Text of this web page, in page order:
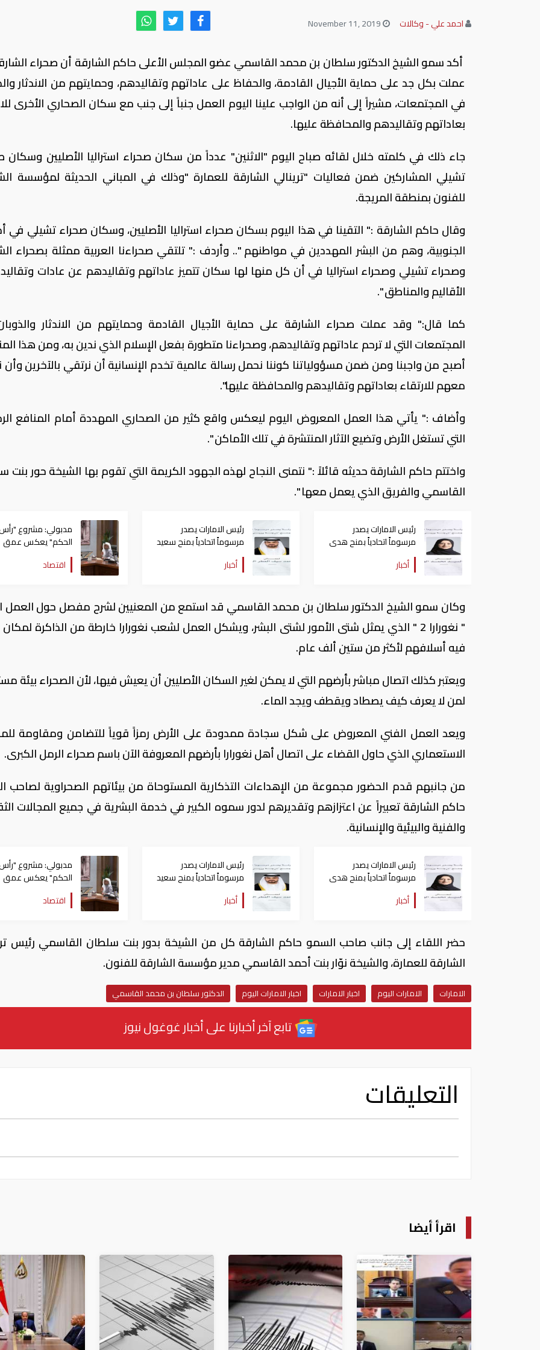
احمد علي - وكالات
أكد سمو الشيخ الدكتور سلطان بن محمد القاسمي عضو المجلس الأعلى حاكم الشارقة أن صحراء
عملت بكل جد على حماية الأجيال القادمة، والحفاظ على عاداتهم وتقاليدهم، وحمايتهم من الاندثار
في المجتمعات، مشيراً إلى أنه من الواجب علينا اليوم العمل جنباً إلى جنب مع سكان الصحاري الأخرى
بعاداتهم وتقاليدهم والمحافظة عليها.
جاء ذلك في كلمته خلال لقائه صباح اليوم "الاثنين" عدداً من سكان صحراء استراليا الأصليين وسكان
تشيلي المشاركين ضمن فعاليات "ترينالي الشارقة للعمارة "وذلك في المباني الحديثة لمؤسسة
للفنون بمنطقة المريجة.
وقال حاكم الشارقة :" التقينا في هذا اليوم بسكان صحراء استراليا الأصليين، وسكان صحراء تشيلي في
الجنوبية، وهم من البشر المهددين في مواطنهم ".. وأردف :" تلتقي صحراءنا العربية ممثلة بصحراء
وصحراء تشيلي وصحراء استراليا في أن كل منها لها سكان تتميز عاداتهم وتقاليدهم عن عادات
الأقاليم والمناطق ".
كما قال:" وقد عملت صحراء الشارقة على حماية الأجيال القادمة وحمايتهم من الاندثار
المجتمعات التي لا ترحم عاداتهم وتقاليدهم، وصحراءنا متطورة بفعل الإسلام الذي ندين به، ومن هذا
أصبح من واجبنا ومن ضمن مسؤولياتنا كوننا نحمل رسالة عالمية تخدم الإنسانية أن نرتقي بالآخرين
معهم للارتقاء بعاداتهم وتقاليدهم والمحافظة عليها".
وأضاف :" يأتي هذا العمل المعروض اليوم ليعكس واقع كثير من الصحاري المهددة أمام المنافع
التي تستغل الأرض وتضيع الآثار المنتشرة في تلك الأماكن ".
واختتم حاكم الشارقة حديثه قائلاً :" نتمنى النجاح لهذه الجهود الكريمة التي تقوم بها الشيخة حور بنت
القاسمي والفريق الذي يعمل معها ".
رئيس الامارات يصدر
مرسوماً اتحادياً بمنح هدى
الهاشمي درجة وزير
أخبار
رئيس الامارات يصدر
مرسوماً اتحادياً بمنح سعيد
العطر درجة وزير
أخبار
مدبولي: مشروع
الحكم" يعكس عمق
العلاقات بين مصر
والامارات
اقتصاد
وكان سمو الشيخ الدكتور سلطان بن محمد القاسمي قد استمع من المعنيين لشرح مفصل حول العمل
" نغورارا 2 " الذي يمثل شتى الأمور لشتى البشر، ويشكل العمل لشعب نغورارا خارطة من الذاكرة
فيه أسلافهم لأكثر من ستين ألف عام.
ويعتبر كذلك اتصال مباشر بأرضهم التي لا يمكن لغير السكان الأصليين أن يعيش فيها، لأن الصحراء بيئة
لمن لا يعرف كيف يصطاد ويقطف ويجد الماء.
ويعد العمل الفني المعروض على شكل سجادة ممدودة على الأرض رمزاً قوياً للتضامن ومقاومة
الاستعماري الذي حاول القضاء على اتصال أهل نغورارا بأرضهم المعروفة الآن باسم صحراء الرمل الكبرى.
من جانبهم قدم الحضور مجموعة من الإهداءات التذكارية المستوحاة من بيئاتهم الصحراوية لصاحب
حاكم الشارقة تعبيراً عن اعتزازهم وتقديرهم لدور سموه الكبير في خدمة البشرية في جميع المجالات
والفنية والبيئية والإنسانية.
رئيس الامارات يصدر
مرسوماً اتحادياً بمنح هدى
الهاشمي درجة وزير
أخبار
رئيس الامارات يصدر
مرسوماً اتحادياً بمنح سعيد
العطر درجة وزير
أخبار
مدبولي: مشروع
الحكم" يعكس عمق
العلاقات بين مصر
والامارات
اقتصاد
حضر اللقاء إلى جانب صاحب السمو حاكم الشارقة كل من الشيخة بدور بنت سلطان القاسمي رئيس
الشارقة للعمارة، والشيخة نوّار بنت أحمد القاسمي مدير مؤسسة الشارقة للفنون.
الامارات الامارات اليوم اخبار الامارات اخبار الامارات اليوم الدكتور سلطان بن محمد القاسمي
تابع آخر أخبارنا على أخبار غوغول نيوز
التعليقات
اقرأ أيضا